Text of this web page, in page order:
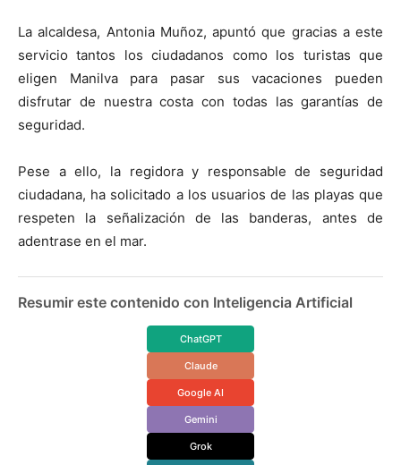
La alcaldesa, Antonia Muñoz, apuntó que gracias a este
servicio tantos los ciudadanos como los turistas que
eligen Manilva para pasar sus vacaciones pueden
disfrutar de nuestra costa con todas las garantías de
seguridad.
Pese a ello, la regidora y responsable de seguridad
ciudadana, ha solicitado a los usuarios de las playas que
respeten la señalización de las banderas, antes de
adentrase en el mar.
Resumir este contenido con Inteligencia Artificial
ChatGPT
Claude
Google AI
Gemini
Grok